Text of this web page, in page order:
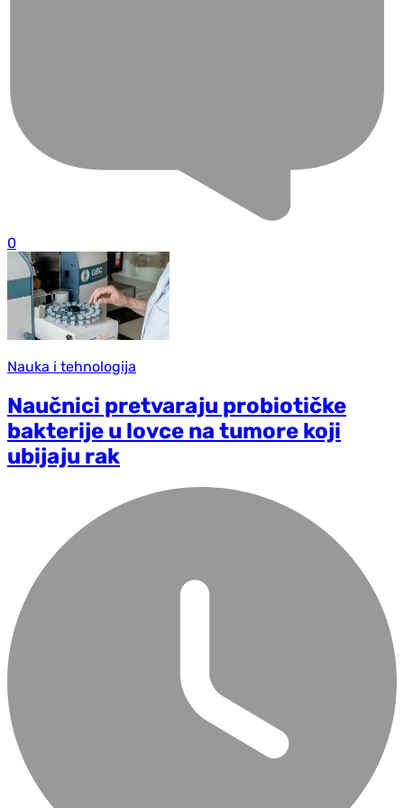
0
Nauka i tehnologija
Naučnici pretvaraju probiotičke
bakterije u lovce na tumore koji
ubijaju rak